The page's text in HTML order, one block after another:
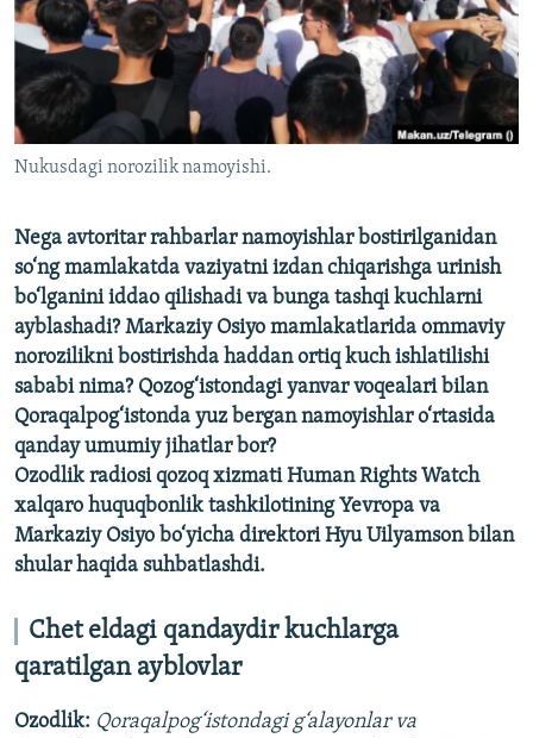
Nukusdagi norozilik namoyishi.
Nega avtoritar rahbarlar namoyishlar bostirilganidan
so‘ng mamlakatda vaziyatni izdan chiqarishga urinish
bo‘lganini iddao qilishadi va bunga tashqi kuchlarni
ayblashadi? Markaziy Osiyo mamlakatlarida ommaviy
norozilikni bostirishda haddan ortiq kuch ishlatilishi
sababi nima? Qozog‘istondagi yanvar voqealari bilan
Qoraqalpog‘istonda yuz bergan namoyishlar o‘rtasida
qanday umumiy jihatlar bor?
Ozodlik radiosi qozoq xizmati Human Rights Watch
xalqaro huquqbonlik tashkilotining Yevropa va
Markaziy Osiyo bo‘yicha direktori Hyu Uilyamson bilan
shular haqida suhbatlashdi.
Chet eldagi qandaydir kuchlarga
qaratilgan ayblovlar
Ozodlik: Qoraqalpog‘istondagi g‘alayonlar va